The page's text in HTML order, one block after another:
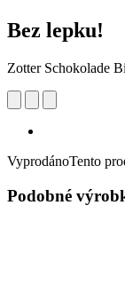
Bez lepku!
Zotter Schokolade
VyprodánoTento
Podobné